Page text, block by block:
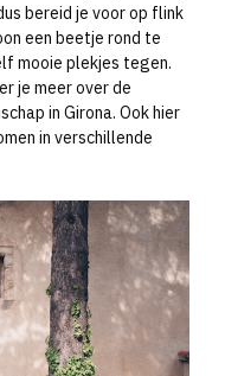
bereid je voor op flink
een beetje rond te
mooie plekjes tegen.
je meer over de
in Girona. Ook hier
in verschillende